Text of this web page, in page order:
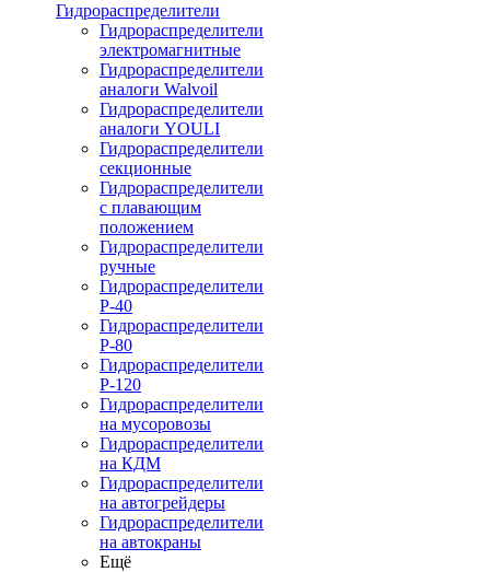
Гидрораспределители
Гидрораспределители
электромагнитные
Гидрораспределители
аналоги Walvoil
Гидрораспределители
аналоги YOULI
Гидрораспределители
секционные
Гидрораспределители
с плавающим
положением
Гидрораспределители
ручные
Гидрораспределители
Р-40
Гидрораспределители
Р-80
Гидрораспределители
Р-120
Гидрораспределители
на мусоровозы
Гидрораспределители
на КДМ
Гидрораспределители
на автогрейдеры
Гидрораспределители
на автокраны
Ещё